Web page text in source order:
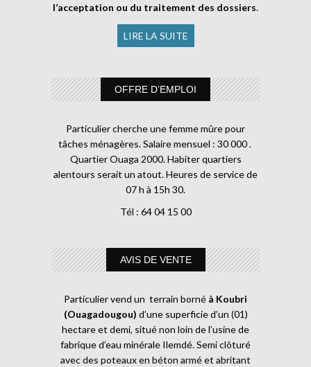
l’acceptation ou du traitement des dossiers.
LIRE LA SUITE
OFFRE D’EMPLOI
Particulier cherche une femme mûre pour
tâches ménagères. Salaire mensuel : 30 000 .
Quartier Ouaga 2000. Habiter quartiers
alentours serait un atout. Heures de service de
07 h à 15h 30.
Tél : 64 04 15 00
AVIS DE VENTE
Particulier vend un terrain borné à Koubri
(Ouagadougou) d’une superficie d’un (01)
hectare et demi, situé non loin de l’usine de
fabrique d’eau minérale Ilemdé. Semi clôturé
avec des poteaux en béton armé et abritant